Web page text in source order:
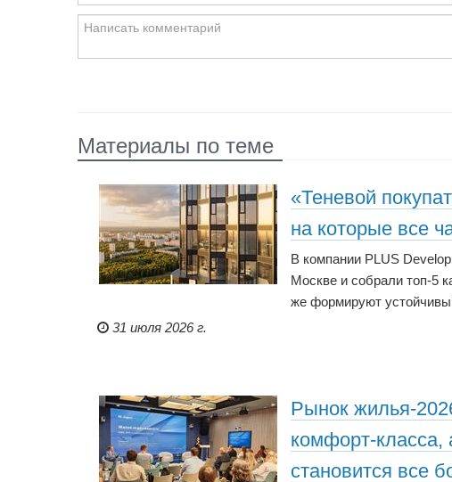
Материалы по теме
«Теневой
на которые все
В компании PLUS
Москве и собрали топ-5
же формируют
31 июля 2026 г.
Рынок жилья-
комфорт-класса,
становится все